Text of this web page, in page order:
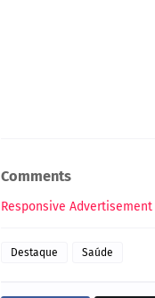
Comments
Responsive Advertisement
Destaque Saúde